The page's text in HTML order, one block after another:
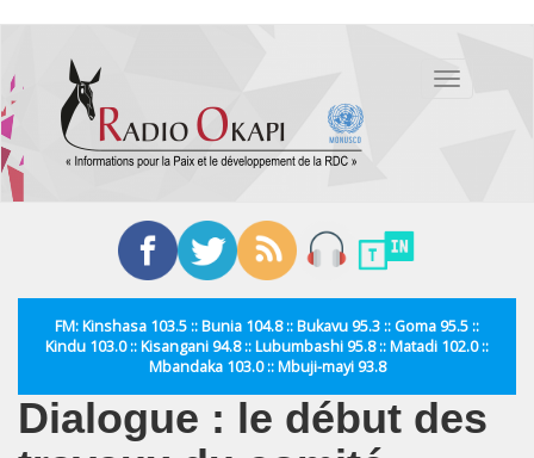
contenu
principal
Toggle
FM: Kinshasa 103.5 :: Bunia 104.8 :: Bukavu 95.3 :: Goma 95.5 ::
Kindu 103.0 :: Kisangani 94.8 :: Lubumbashi 95.8 :: Matadi 102.0 ::
Mbandaka 103.0 :: Mbuji-mayi 93.8
Dialogue : le début des